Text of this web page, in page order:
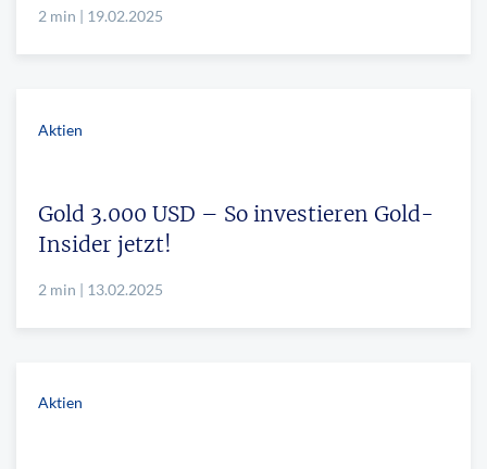
2 min | 19.02.2025
Aktien
Gold 3.000 USD – So investieren Gold-
Insider jetzt!
2 min | 13.02.2025
Aktien